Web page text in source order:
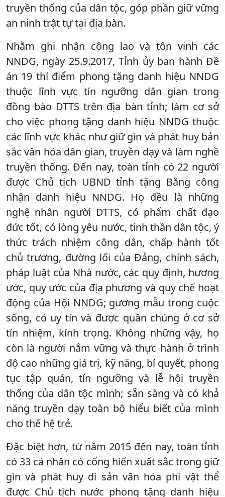
truyền thống của dân tộc, góp phần giữ vững
an ninh trật tự tại địa bàn.
Nhằm ghi nhận công lao và tôn vinh các
NNDG, ngày 25.9.2017, Tỉnh ủy ban hành Đề
án 19 thí điểm phong tặng danh hiệu NNDG
thuộc lĩnh vực tín ngưỡng dân gian trong
đồng bào DTTS trên địa bàn tỉnh; làm cơ sở
cho việc phong tặng danh hiệu NNDG thuộc
các lĩnh vực khác như giữ gìn và phát huy bản
sắc văn hóa dân gian, truyền dạy và làm nghề
truyền thống. Đến nay, toàn tỉnh có 22 người
được Chủ tịch UBND tỉnh tặng Bằng công
nhận danh hiệu NNDG. Họ đều là những
nghệ nhân người DTTS, có phẩm chất đạo
đức tốt, có lòng yêu nước, tinh thần dân tộc, ý
thức trách nhiệm công dân, chấp hành tốt
chủ trương, đường lối của Đảng, chính sách,
pháp luật của Nhà nước, các quy định, hương
ước, quy ước của địa phương và quy chế hoạt
động của Hội NNDG; gương mẫu trong cuộc
sống, có uy tín và được quần chúng ở cơ sở
tín nhiệm, kính trọng. Không những vậy, họ
còn là người nắm vững và thực hành ở trình
độ cao những giá trị, kỹ năng, bí quyết, phong
tục tập quán, tín ngưỡng và lễ hội truyền
thống của dân tộc mình; sẵn sàng và có khả
năng truyền dạy toàn bộ hiểu biết của mình
cho thế hệ trẻ.
Đặc biệt hơn, từ năm 2015 đến nay, toàn tỉnh
có 33 cá nhân có cống hiến xuất sắc trong giữ
gìn và phát huy di sản văn hóa phi vật thể
được Chủ tịch nước phong tặng danh hiệu